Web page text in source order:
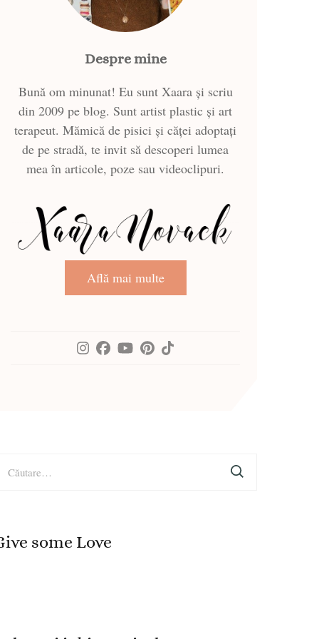
Despre mine
Bună om minunat! Eu sunt Xaara și scriu
din 2009 pe blog. Sunt artist plastic și art
terapeut. Mămică de pisici și căței adoptați
de pe stradă, te invit să descoperi lumea
mea în articole, poze sau videoclipuri.
Află mai multe
some Love